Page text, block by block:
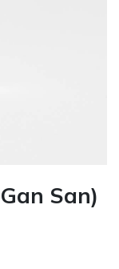
San)